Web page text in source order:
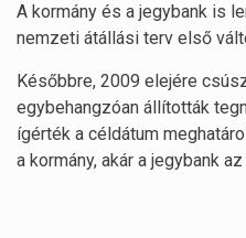
A kormány és a jegybank is
nemzeti átállási terv első
Későbbre, 2009 elejére
egybehangzóan állították
ígérték a céldátum
a kormány, akár a jegybank